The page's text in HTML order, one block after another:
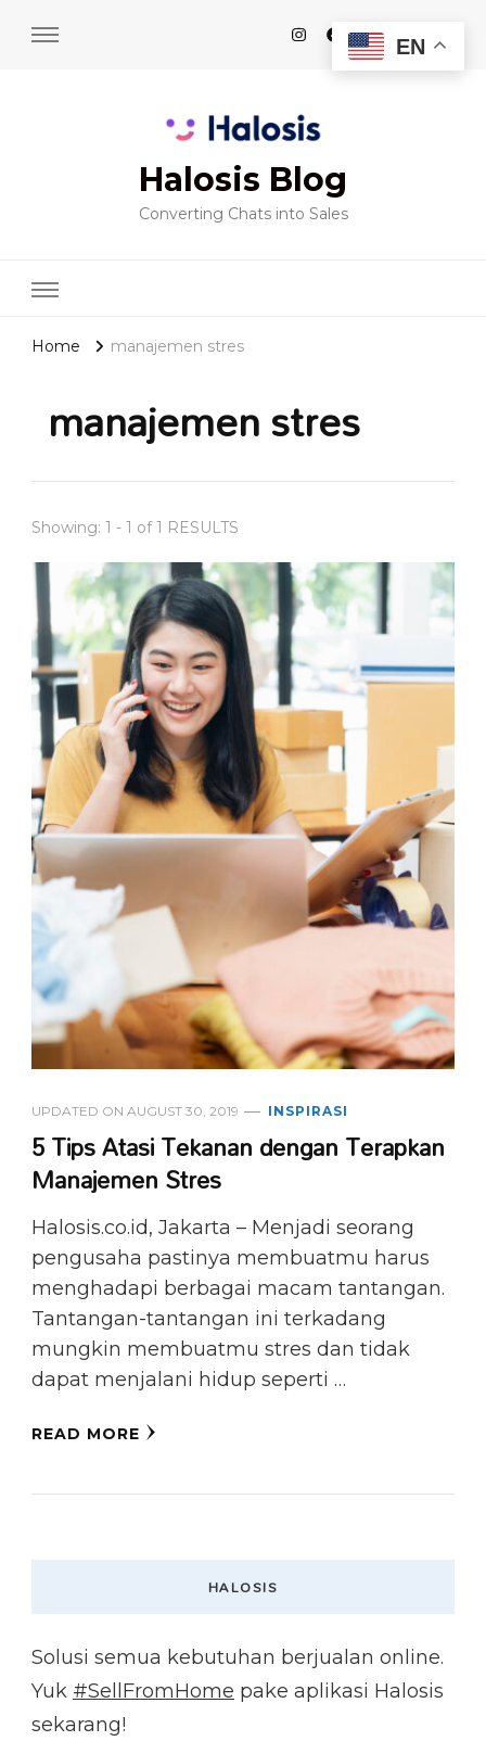
Halosis Blog
Converting Chats into Sales
Home manajemen stres
manajemen stres
Showing: 1 - 1 of 1 RESULTS
UPDATED ON AUGUST 30, 2019 INSPIRASI
5 Tips Atasi Tekanan dengan Terapkan
Manajemen Stres
Halosis.co.id, Jakarta – Menjadi seorang
pengusaha pastinya membuatmu harus
menghadapi berbagai macam tantangan.
Tantangan-tantangan ini terkadang
mungkin membuatmu stres dan tidak
dapat menjalani hidup seperti …
READ MORE
HALOSIS
Solusi semua kebutuhan berjualan online.
Yuk #SellFromHome pake aplikasi Halosis
sekarang!
EN